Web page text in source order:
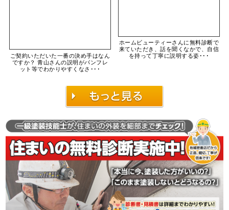
ご契約いただいた一番の決め手はなん
ですか？ 青山さんの説明がパンフレ
ット等でわかりやすくなさ･･･
ホームビューティーさんに無料診断で
来ていただき、話を聞くなかで、自信
を持って丁寧に説明する姿･･･